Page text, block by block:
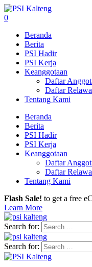
0
Beranda
Berita
PSI Hadir
PSI Kerja
Keanggotaan
Daftar
Daftar
Tentang Kami
Beranda
Berita
PSI Hadir
PSI Kerja
Keanggotaan
Daftar
Daftar
Tentang Kami
Flash Sale! to get a free
Learn More
Search for:
Search for: